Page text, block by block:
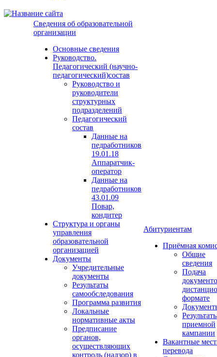
Сведения об образовательной
организации
Основные сведения
Руководство.
Педагогический (научно-
педагогический)состав
Руководство и
руководители
структурных
подразделений
Педагогический
состав
Данные на
педработников
19.01.18
Аппаратчик-
оператор
Данные на
педработников
43.01.09
Повар,
кондитер
Структура и органы
управления
образовательной
организацией
Документы
Учредительные
документы
Результаты
самообследования
Программа развития
Локальные
нормативные акты
Предписание
органов,
осуществляющих
контроль (надзор) в
Абитуриентам
Приёмная
Общие
сведения
Подача
формате
приемной
кампании
Вакантные
перевода